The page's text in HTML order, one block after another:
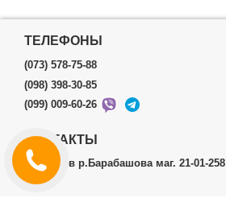
ТЕЛЕФОНЫ
(073) 578-75-88
(098) 398-30-85
(099) 009-60-26
КОНТАКТЫ
г.Харьков р.Барабашова маг. 21-01-258